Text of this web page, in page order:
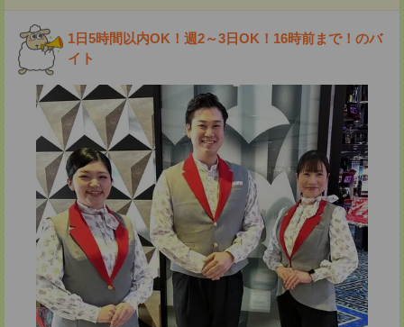
1日5時間以内OK！週2～3日OK！16時前まで！のバ
イト